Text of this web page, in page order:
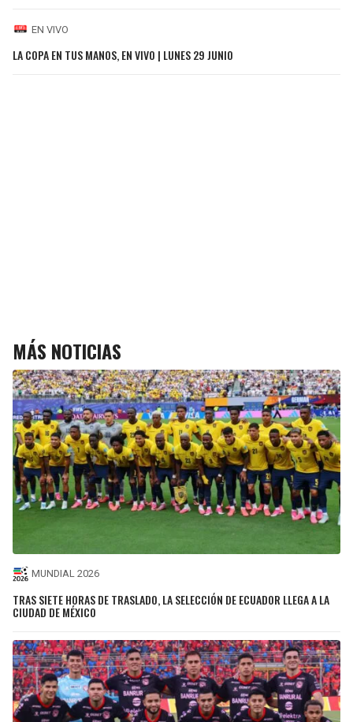
EN VIVO
LA COPA EN TUS MANOS, EN VIVO | LUNES 29 JUNIO
MÁS NOTICIAS
MUNDIAL 2026
TRAS SIETE HORAS DE TRASLADO, LA SELECCIÓN DE ECUADOR LLEGA A LA
CIUDAD DE MÉXICO